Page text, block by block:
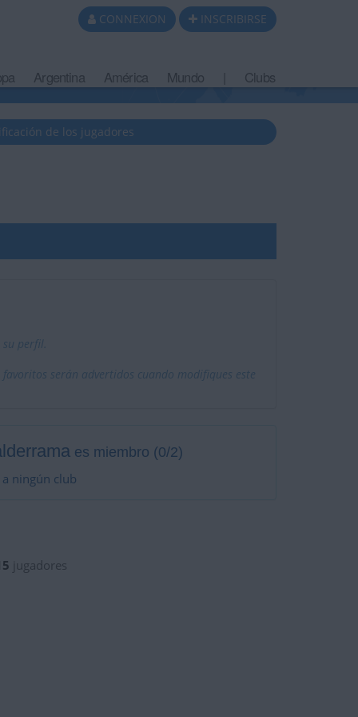
CONNEXION INSCRIBIRSE
Argentina América Mundo Clubs
de los jugadores
perfil.
serán advertidos cuando modifiques este
es miembro (0/2)
ningún club
jugadores